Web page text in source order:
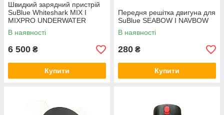
Швидкий зарядний пристрій
SuBlue Whiteshark MIX І
MIXPRO UNDERWATER
SCOOTER
В наявності
6 500 ₴
Купити
Передня решітка двигуна для
SuBlue SEABOW І NAVBOW
В наявності
280 ₴
Купити